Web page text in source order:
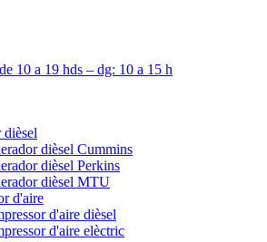
10 a 19 hds – dg: 10 a 15 h
dièsel
dièsel Cummins
dièsel Perkins
dièsel MTU
d'aire
d'aire dièsel
d'aire elèctric